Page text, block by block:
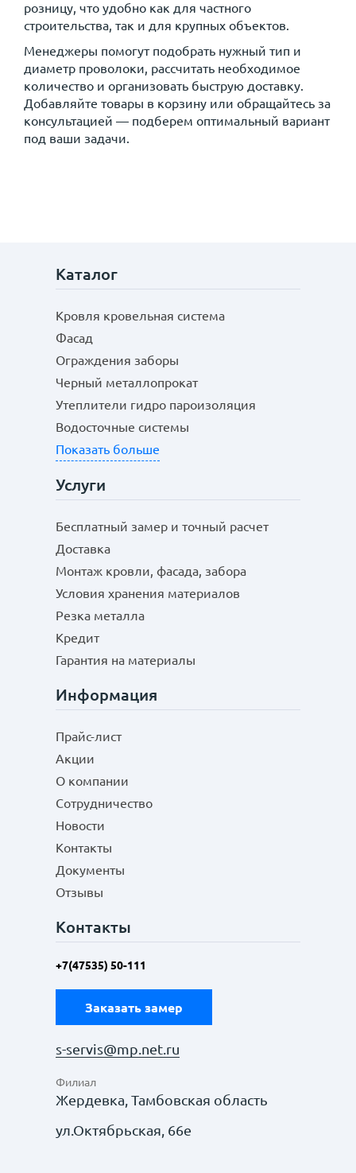
розницу, что удобно как для частного
строительства, так и для крупных объектов.
Менеджеры помогут подобрать нужный тип и
диаметр проволоки, рассчитать необходимое
количество и организовать быструю доставку.
Добавляйте товары в корзину или обращайтесь за
консультацией — подберем оптимальный вариант
под ваши задачи.
Каталог
Кровля кровельная система
Фасад
Ограждения заборы
Черный металлопрокат
Утеплители гидро пароизоляция
Водосточные системы
Показать больше
Услуги
Бесплатный замер и точный расчет
Доставка
Монтаж кровли, фасада, забора
Условия хранения материалов
Резка металла
Кредит
Гарантия на материалы
Информация
Прайс-лист
Акции
О компании
Сотрудничество
Новости
Контакты
Документы
Отзывы
Контакты
+7(47535) 50-111
Заказать замер
s-servis@mp.net.ru
Филиал
Жердевка, Тамбовская область
ул.Октябрьская, 66е